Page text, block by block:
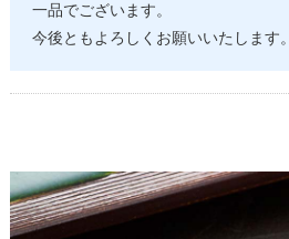
一品でございます。
今後ともよろしくお願いいたします。